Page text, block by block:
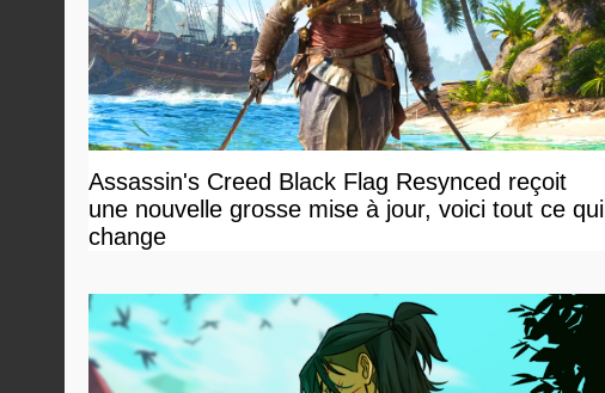
Assassin's Creed Black Flag Resynced reçoit
une nouvelle grosse mise à jour, voici tout ce qui
change